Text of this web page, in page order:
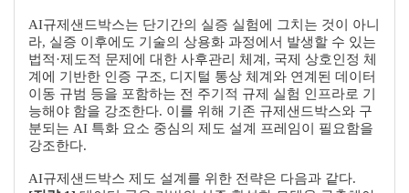
AI규제샌드박스는 단기간의 실증 실험에 그치는 것이 아니
라, 실증 이후에도 기술의 상용화 과정에서 발생할 수 있는
법적·제도적 문제에 대한 사후관리 체계, 국제 상호인정 체
계에 기반한 인증 구조, 디지털 통상 체계와 연계된 데이터
이동 규범 등을 포함하는 전 주기적 규제 실험 인프라로 기
능해야 함을 강조한다. 이를 위해 기존 규제샌드박스와 구
분되는 AI 특화 요소 중심의 제도 설계 프레임이 필요함을
강조한다.
AI규제샌드박스 제도 설계를 위한 전략은 다음과 같다.